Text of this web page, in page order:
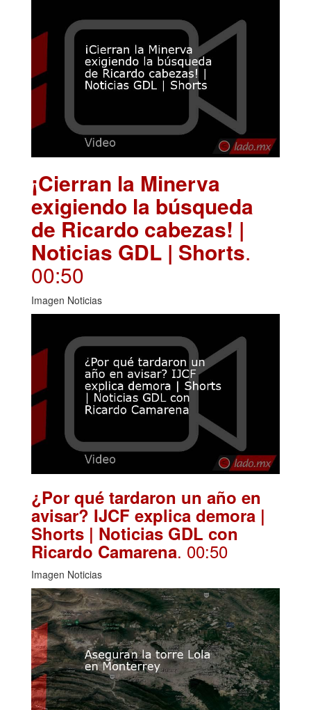
¡Cierran la Minerva
exigiendo la búsqueda
de Ricardo cabezas! |
Noticias GDL | Shorts.
00:50
Imagen Noticias
¿Por qué tardaron un año en
avisar? IJCF explica demora |
Shorts | Noticias GDL con
Ricardo Camarena. 00:50
Imagen Noticias